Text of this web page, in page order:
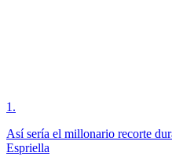
1 .
Así sería el millonario recorte
Espriella